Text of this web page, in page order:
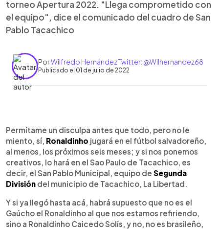
torneo Apertura 2022. "Llega comprometido con
el equipo", dice el comunicado del cuadro de San
Pablo Tacachico
PorWilfredo Hernández Twitter: @Wilhernandez68
Publicado el 01 de julio de 2022
Escuchar artículo
Permítame un disculpa antes que todo, pero no le
miento, sí, Ronaldinho jugará en el fútbol salvadoreño,
al menos, los próximos seis meses; y si nos ponemos
creativos, lo hará en el Sao Paulo de Tacachico, es
decir, el San Pablo Municipal, equipo de Segunda
División del municipio de Tacachico, La Libertad.
Y si ya llegó hasta acá, habrá supuesto que no es el
Gaúcho el Ronaldinho al que nos estamos refiriendo,
sino a Ronaldinho Caicedo Solís, y no, no es brasileño,